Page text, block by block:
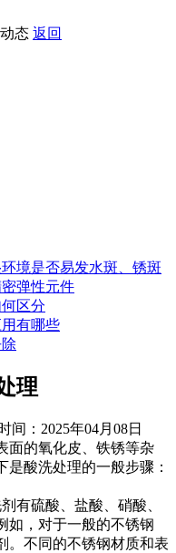
态 返回
境是否易发水斑、锈斑
弹性元件
区分
有哪些
理
间：2025年04月08日
面的氧化皮、铁锈等杂
酸洗处理的一般步骤：
有硫酸、盐酸、硝酸、
如，对于一般的不锈钢
。不同的不锈钢材质和表